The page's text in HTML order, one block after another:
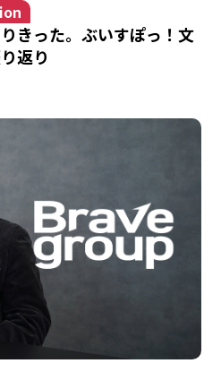
きった。ぶいすぽっ！文
返り